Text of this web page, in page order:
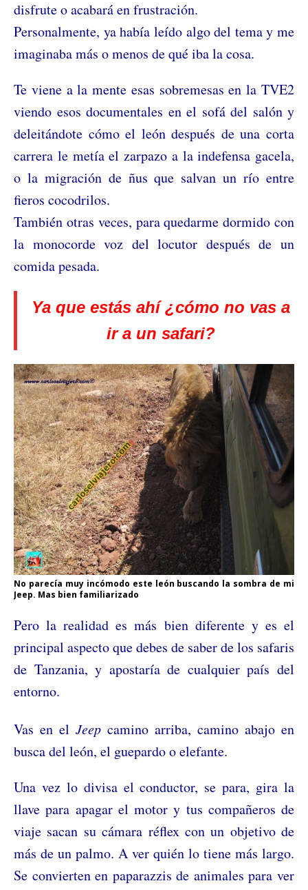
disfrute o acabará en frustración.
Personalmente, ya había leído algo del tema y me
imaginaba más o menos de qué iba la cosa.
Te viene a la mente esas sobremesas en la TVE2
viendo esos documentales en el sofá del salón y
deleitándote cómo el león después de una corta
carrera le metía el zarpazo a la indefensa gacela,
o la migración de ñus que salvan un río entre
fieros cocodrilos.
También otras veces, para quedarme dormido con
la monocorde voz del locutor después de un
comida pesada.
Ya que estás ahí ¿cómo no vas a
ir a un safari?
No parecía muy incómodo este león buscando la sombra de mi
Jeep. Mas bien familiarizado
Pero la realidad es más bien diferente y es el
principal aspecto que debes de saber de los safaris
de Tanzania, y apostaría de cualquier país del
entorno.
Vas en el Jeep camino arriba, camino abajo en
busca del león, el guepardo o elefante.
Una vez lo divisa el conductor, se para, gira la
llave para apagar el motor y tus compañeros de
viaje sacan su cámara réflex con un objetivo de
más de un palmo. A ver quién lo tiene más largo.
Se convierten en paparazzis de animales para ver